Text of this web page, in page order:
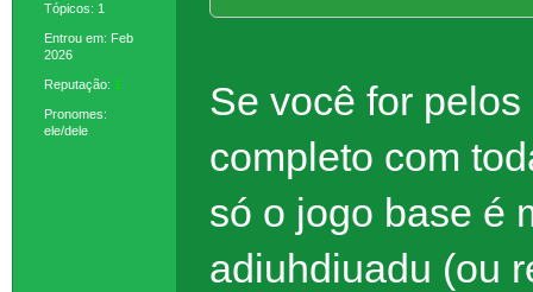
Tópicos: 1
Entrou em: Feb
2026
Reputação: 1
Pronomes:
ele/dele
Se você for
completo com
só o jogo base é
adiuhdiuadu (ou